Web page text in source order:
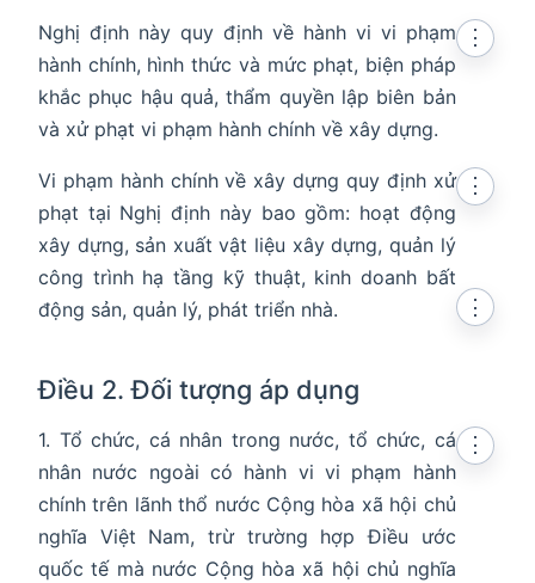
Nghị định này quy định về hành vi vi phạm
hành chính, hình thức và mức phạt, biện pháp
khắc phục hậu quả, thẩm quyền lập biên bản
và xử phạt vi phạm hành chính về xây dựng.
⋮
Vi phạm hành chính về xây dựng quy định xử
phạt tại Nghị định này bao gồm: hoạt động
xây dựng, sản xuất vật liệu xây dựng, quản lý
công trình hạ tầng kỹ thuật, kinh doanh bất
động sản, quản lý, phát triển nhà.
⋮
Điều 2. Đối tượng áp dụng
⋮
1. Tổ chức, cá nhân trong nước, tổ chức, cá
nhân nước ngoài có hành vi vi phạm hành
chính trên lãnh thổ nước Cộng hòa xã hội chủ
nghĩa Việt Nam, trừ trường hợp Điều ước
quốc tế mà nước Cộng hòa xã hội chủ nghĩa
⋮